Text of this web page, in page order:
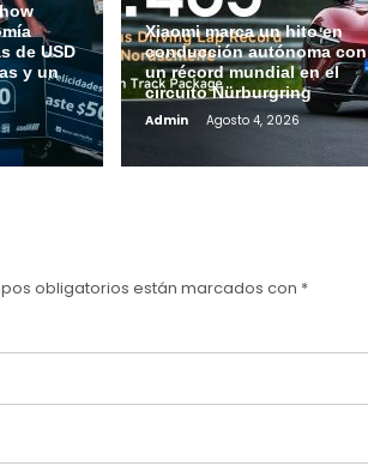
de USD
y un
Xiaomi marca un hito en
conducción autónoma con
un récord mundial en el
circuito Nürburgring
Admin Agosto 4, 2026
obligatorios están marcados con *